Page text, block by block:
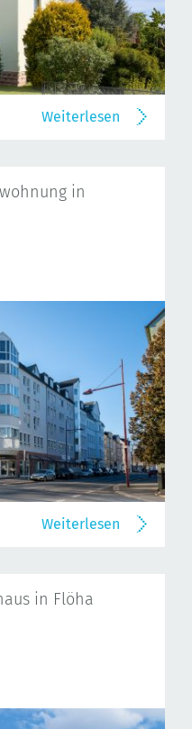
Weiterlesen
in
Weiterlesen
in Flöha